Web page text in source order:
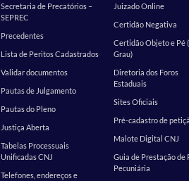
Secretaria de Precatórios –
SEPREC
Precedentes
Lista de Peritos Cadastrados
Validar documentos
Pautas de Julgamento
Pautas do Pleno
Justiça Aberta
Tabelas Processuais
Unificadas CNJ
Telefones, endereços e
Juizado Online
Certidão Negativa
Certidão Objeto e Pé
Grau)
Diretoria dos Foros
Estaduais
Sites Oficiais
Pré-cadastro de
Malote Digital CNJ
Guia de Prestação de
Pecuniária